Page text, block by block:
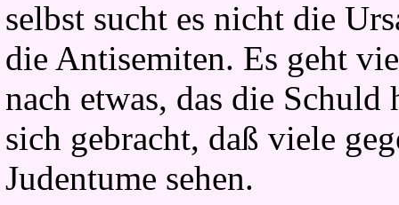
selbst sucht es nicht die
die Antisemiten. Es geht
nach etwas, das die
sich gebracht, daß viele
Judentume sehen.